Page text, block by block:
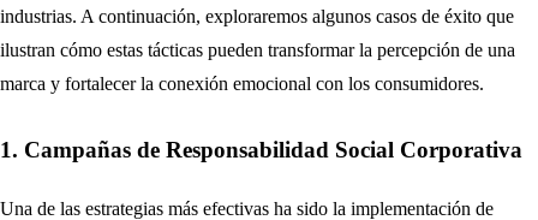
industrias. A continuación, exploraremos algunos casos de éxito que
ilustran cómo estas tácticas pueden transformar la percepción de una
marca y fortalecer la conexión emocional con los consumidores.
1. Campañas de Responsabilidad Social Corporativa
Una de las estrategias más efectivas ha sido la implementación de